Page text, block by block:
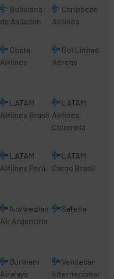
Boliviana
de Aviación
Caribbean
Airlines
Costa
Airlines
Gol Linhas
Aéreas
LATAM
Airlines Brasil
LATAM
Airlines
Colombia
LATAM
Airlines Perú
LATAM
Cargo Brasil
Norwegian
Air Argentina
Satena
Surinam
Airways
Vensecar
Internacional